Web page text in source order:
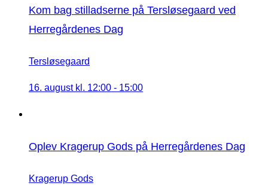
Kom bag stilladserne på Tersløsegaard ved
Herregårdenes Dag
Tersløsegaard
16. august kl. 12:00 - 15:00
Oplev Kragerup Gods på Herregårdenes Dag
Kragerup Gods